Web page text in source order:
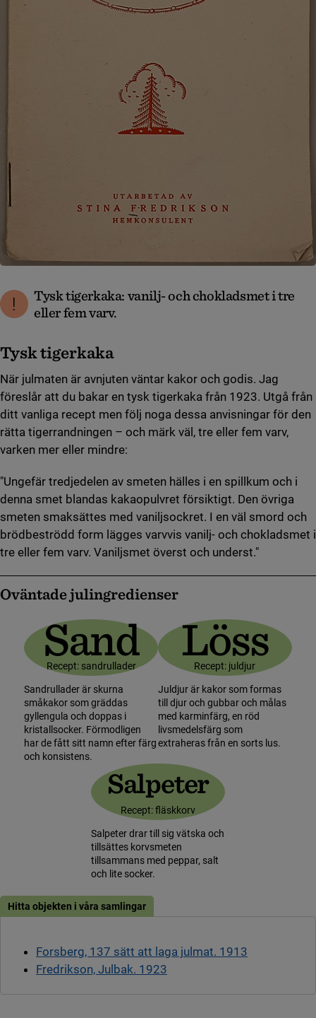
Tysk tigerkaka: vanilj- och chokladsmet i tre
eller fem varv.
Tysk tigerkaka
När julmaten är avnjuten väntar kakor och godis. Jag
föreslår att du bakar en tysk tigerkaka från 1923. Utgå från
ditt vanliga recept men följ noga dessa anvisningar för den
rätta tigerrandningen – och märk väl, tre eller fem varv,
varken mer eller mindre:
"Ungefär tredjedelen av smeten hälles i en spillkum och i
denna smet blandas kakaopulvret försiktigt. Den övriga
smeten smaksättes med vaniljsockret. I en väl smord och
brödbeströdd form lägges varvvis vanilj- och chokladsmet i
tre eller fem varv. Vaniljsmet överst och underst."
Oväntade julingredienser
Sand
Recept: sandrullader
Sandrullader är skurna
småkakor som gräddas
gyllengula och doppas i
kristallsocker. Förmodligen
har de fått sitt namn efter färg
och konsistens.
Löss
Recept: juldjur
Juldjur är kakor som formas
till djur och gubbar och målas
med karminfärg, en röd
livsmedelsfärg som
extraheras från en sorts lus.
Salpeter
Recept: fläskkorv
Salpeter drar till sig vätska och
tillsättes korvsmeten
tillsammans med peppar, salt
och lite socker.
Hitta objekten i våra samlingar
Forsberg, 137 sätt att laga julmat. 1913
Fredrikson, Julbak. 1923